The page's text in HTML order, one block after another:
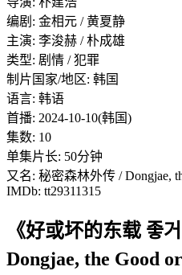
编剧: 金相元 / 黄夏静
主演: 李浚赫 / 朴成雄
类型: 剧情 / 犯罪
制片国家/地区: 韩国
语言: 韩语
首播: 2024-10-10(韩国)
集数: 10
单集片长: 50分钟
又名: 秘密森林外传 / Dongjae,
IMDb: tt29311315
《好或坏的东载 좋
Dongjae, the Good